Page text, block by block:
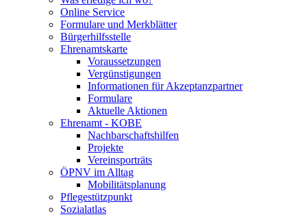
Online Service
Formulare und Merkblätter
Bürgerhilfsstelle
Ehrenamtskarte
Voraussetzungen
Vergünstigungen
Informationen für Akzeptanzpartner
Formulare
Aktuelle Aktionen
Ehrenamt - KOBE
Nachbarschaftshilfen
Projekte
Vereinsporträts
ÖPNV im Alltag
Mobilitätsplanung
Pflegestützpunkt
Sozialatlas